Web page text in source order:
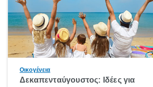
Οικογένεια
Δεκαπενταύγουστος: Ιδέες για